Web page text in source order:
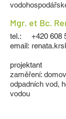
Mgr. et Bc.
tel.: +420 608
email:
projektant
zaměření:
odpadních vod,
vodou